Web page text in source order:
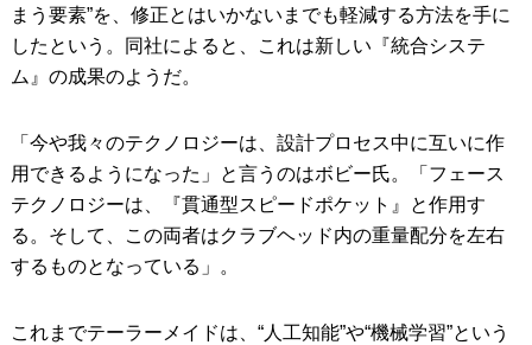
まう要素”を、修正とはいかないまでも軽減する方法を手に
したという。同社によると、これは新しい『統合システ
ム』の成果のようだ。
「今や我々のテクノロジーは、設計プロセス中に互いに作
用できるようになった」と言うのはボビー氏。「フェース
テクノロジーは、『貫通型スピードポケット』と作用す
る。そして、この両者はクラブヘッド内の重量配分を左右
するものとなっている」。
これまでテーラーメイドは、“人工知能”や“機械学習”という